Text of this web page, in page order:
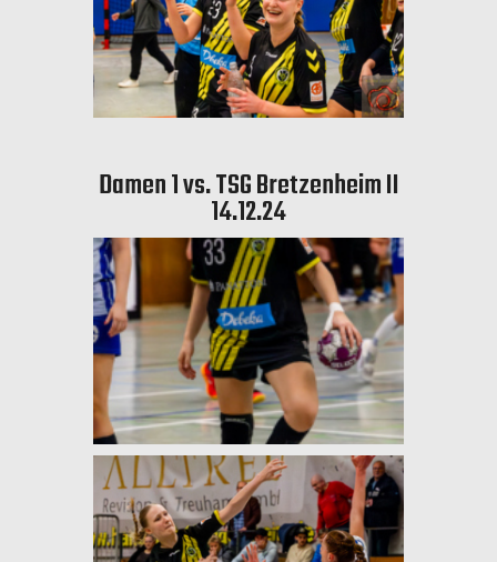
Damen 1 vs. TSG Bretzenheim II
14.12.24